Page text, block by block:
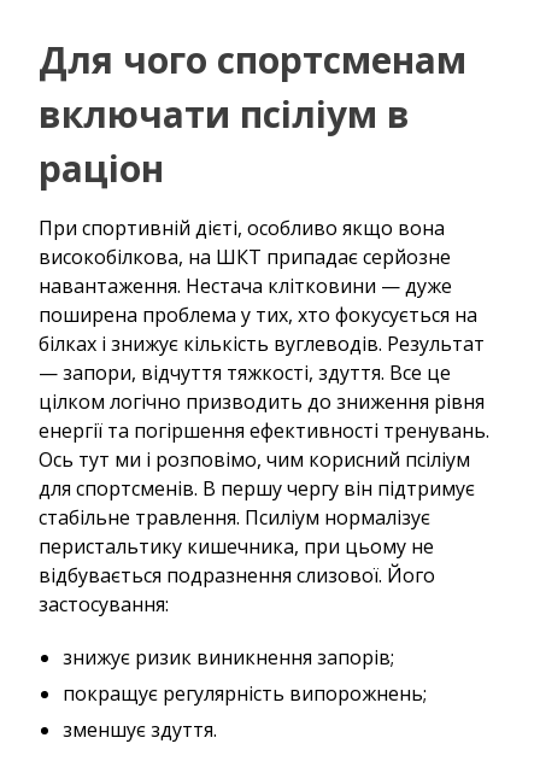
Для чого спортсменам
включати псіліум в
раціон
При спортивній дієті, особливо якщо вона
високобілкова, на ШКТ припадає серйозне
навантаження. Нестача клітковини — дуже
поширена проблема у тих, хто фокусується на
білках і знижує кількість вуглеводів. Результат
— запори, відчуття тяжкості, здуття. Все це
цілком логічно призводить до зниження рівня
енергії та погіршення ефективності тренувань.
Ось тут ми і розповімо, чим корисний псіліум
для спортсменів. В першу чергу він підтримує
стабільне травлення. Псиліум нормалізує
перистальтику кишечника, при цьому не
відбувається подразнення слизової. Його
застосування:
знижує ризик виникнення запорів;
покращує регулярність випорожнень;
зменшує здуття.